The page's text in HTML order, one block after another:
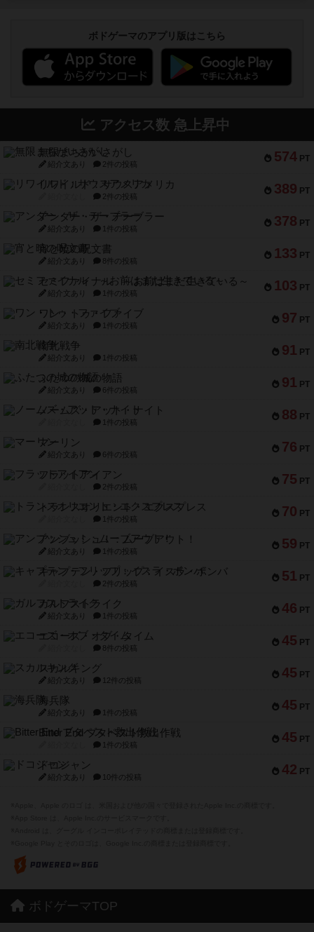
ボドゲーマのアプリ版はこちら
アクセス数 急上昇中
574 PT
無限まちがいさがし
紹介文あり 2件の投稿
389 PT
リワイルド：サウスアメリカ
2件の投稿
378 PT
アンダー・ザ・テーブラー
紹介文あり 1件の投稿
133 PT
宵と暁の呪文書
紹介文あり 8件の投稿
103 PT
セミファイナル ～お前はまだ生きている～
紹介文あり 1件の投稿
97 PT
ワン・トゥ・ファイブ
紹介文あり 1件の投稿
91 PT
南北戦争
紹介文あり 1件の投稿
91 PT
ふたつの城の物語
紹介文あり 6件の投稿
88 PT
ノームズ・アット・ナイト
1件の投稿
76 PT
マーリン
紹介文あり 6件の投稿
75 PT
フラットアイアン
2件の投稿
70 PT
トランスオリエント・エクスプレス
1件の投稿
59 PT
アンブッシュ！：ムーブアウト！
紹介文あり 1件の投稿
51 PT
キャプテン・フリップ：イスラ・ボンバ
2件の投稿
46 PT
ガルフストライク
紹介文あり 1件の投稿
45 PT
エコーズ・オブ・タイム
8件の投稿
45 PT
スカルキング
紹介文あり 12件の投稿
45 PT
海兵隊
紹介文あり 1件の投稿
45 PT
Bitter End ブタペスト救出作戦
1件の投稿
42 PT
ドコジャン
紹介文あり 10件の投稿
ボドゲーマTOP